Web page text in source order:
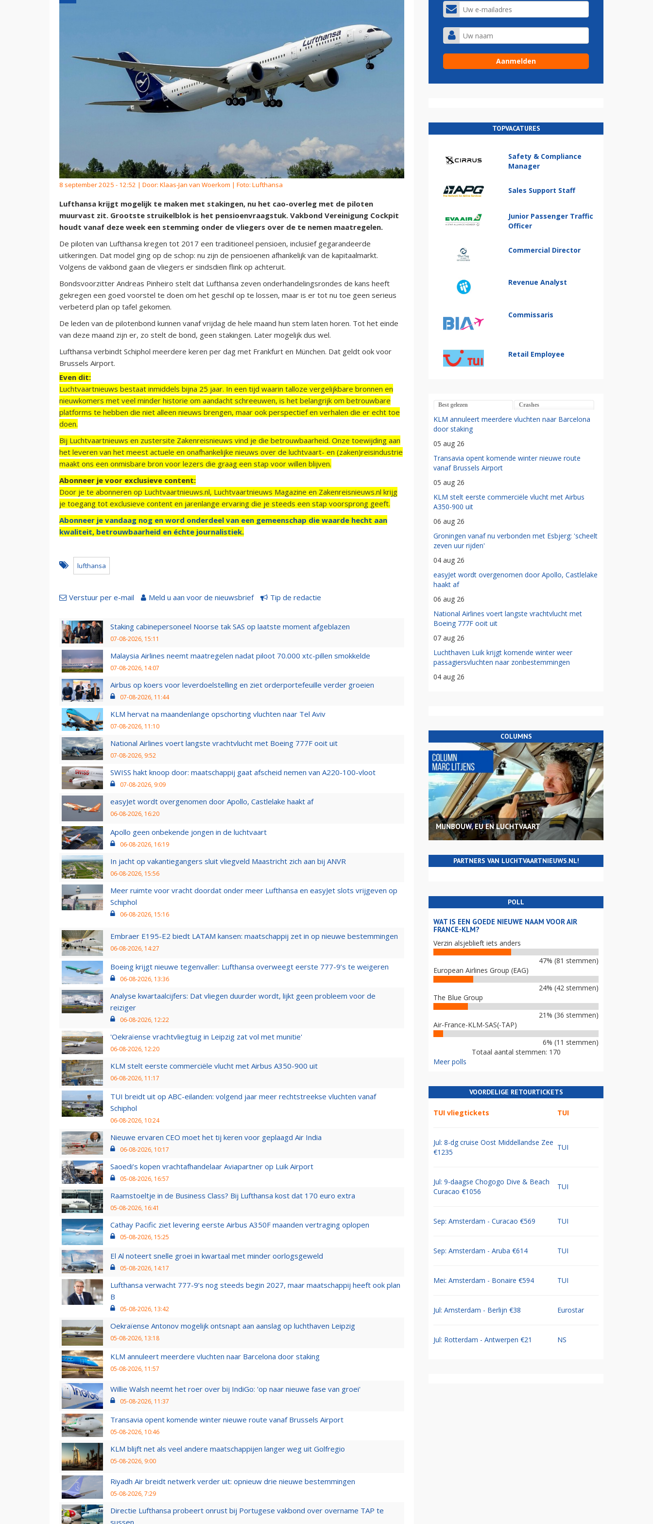
8 september 2025 - 12:52 | Door: Klaas-Jan van Woerkom | Foto: Lufthansa
Lufthansa krijgt mogelijk te maken met stakingen, nu het cao-overleg met de piloten
muurvast zit. Grootste struikelblok is het pensioenvraagstuk. Vakbond Vereinigung Cockpit
houdt vanaf deze week een stemming onder de vliegers over de te nemen maatregelen.
De piloten van Lufthansa kregen tot 2017 een traditioneel pensioen, inclusief gegarandeerde
uitkeringen. Dat model ging op de schop: nu zijn de pensioenen afhankelijk van de kapitaalmarkt.
Volgens de vakbond gaan de vliegers er sindsdien flink op achteruit.
Bondsvoorzitter Andreas Pinheiro stelt dat Lufthansa zeven onderhandelingsrondes de kans heeft
gekregen een goed voorstel te doen om het geschil op te lossen, maar is er tot nu toe geen serieus
verbeterd plan op tafel gekomen.
De leden van de pilotenbond kunnen vanaf vrijdag de hele maand hun stem laten horen. Tot het einde
van deze maand zijn er, zo stelt de bond, geen stakingen. Later mogelijk dus wel.
Lufthansa verbindt Schiphol meerdere keren per dag met Frankfurt en München. Dat geldt ook voor
Brussels Airport.
Even dit:
Luchtvaartnieuws bestaat inmiddels bijna 25 jaar. In een tijd waarin talloze vergelijkbare bronnen en
nieuwkomers met veel minder historie om aandacht schreeuwen, is het belangrijk om betrouwbare
platforms te hebben die niet alleen nieuws brengen, maar ook perspectief en verhalen die er echt toe
doen.
Bij Luchtvaartnieuws en zustersite Zakenreisnieuws vind je die betrouwbaarheid. Onze toewijding aan
het leveren van het meest actuele en onafhankelijke nieuws over de luchtvaart- en (zaken)reisindustrie
maakt ons een onmisbare bron voor lezers die graag een stap voor willen blijven.
Abonneer je voor exclusieve content:
Door je te abonneren op Luchtvaartnieuws.nl, Luchtvaartnieuws Magazine en Zakenreisnieuws.nl krijg
je toegang tot exclusieve content en jarenlange ervaring die je steeds een stap voorsprong geeft.
Abonneer je vandaag nog en word onderdeel van een gemeenschap die waarde hecht aan
kwaliteit, betrouwbaarheid en échte journalistiek.
lufthansa
Verstuur per e-mail Meld u aan voor de nieuwsbrief Tip de redactie
Staking cabinepersoneel Noorse tak SAS op laatste moment afgeblazen
07-08-2026, 15:11
Malaysia Airlines neemt maatregelen nadat piloot 70.000 xtc-pillen smokkelde
07-08-2026, 14:07
Airbus op koers voor leverdoelstelling en ziet orderportefeuille verder groeien
07-08-2026, 11:44
KLM hervat na maandenlange opschorting vluchten naar Tel Aviv
07-08-2026, 11:10
National Airlines voert langste vrachtvlucht met Boeing 777F ooit uit
07-08-2026, 9:52
SWISS hakt knoop door: maatschappij gaat afscheid nemen van A220-100-vloot
07-08-2026, 9:09
easyJet wordt overgenomen door Apollo, Castlelake haakt af
06-08-2026, 16:20
Apollo geen onbekende jongen in de luchtvaart
06-08-2026, 16:19
In jacht op vakantiegangers sluit vliegveld Maastricht zich aan bij ANVR
06-08-2026, 15:56
Meer ruimte voor vracht doordat onder meer Lufthansa en easyJet slots vrijgeven op
Schiphol
06-08-2026, 15:16
Embraer E195-E2 biedt LATAM kansen: maatschappij zet in op nieuwe bestemmingen
06-08-2026, 14:27
Boeing krijgt nieuwe tegenvaller: Lufthansa overweegt eerste 777-9’s te weigeren
06-08-2026, 13:36
Analyse kwartaalcijfers: Dat vliegen duurder wordt, lijkt geen probleem voor de
reiziger
06-08-2026, 12:22
'Oekraïense vrachtvliegtuig in Leipzig zat vol met munitie'
06-08-2026, 12:20
KLM stelt eerste commerciële vlucht met Airbus A350-900 uit
06-08-2026, 11:17
TUI breidt uit op ABC-eilanden: volgend jaar meer rechtstreekse vluchten vanaf
Schiphol
06-08-2026, 10:24
Nieuwe ervaren CEO moet het tij keren voor geplaagd Air India
06-08-2026, 10:17
Saoedi’s kopen vrachtafhandelaar Aviapartner op Luik Airport
05-08-2026, 16:57
Raamstoeltje in de Business Class? Bij Lufthansa kost dat 170 euro extra
05-08-2026, 16:41
Cathay Pacific ziet levering eerste Airbus A350F maanden vertraging oplopen
05-08-2026, 15:25
El Al noteert snelle groei in kwartaal met minder oorlogsgeweld
05-08-2026, 14:17
Lufthansa verwacht 777-9’s nog steeds begin 2027, maar maatschappij heeft ook plan
B
05-08-2026, 13:42
Oekraïense Antonov mogelijk ontsnapt aan aanslag op luchthaven Leipzig
05-08-2026, 13:18
KLM annuleert meerdere vluchten naar Barcelona door staking
05-08-2026, 11:57
Willie Walsh neemt het roer over bij IndiGo: 'op naar nieuwe fase van groei'
05-08-2026, 11:37
Transavia opent komende winter nieuwe route vanaf Brussels Airport
05-08-2026, 10:46
KLM blijft net als veel andere maatschappijen langer weg uit Golfregio
05-08-2026, 9:00
Riyadh Air breidt netwerk verder uit: opnieuw drie nieuwe bestemmingen
05-08-2026, 7:29
Directie Lufthansa probeert onrust bij Portugese vakbond over overname TAP te
sussen
TOPVACATURES
Safety & Compliance
Manager
Sales Support Staff
Junior Passenger Traffic
Officer
Commercial Director
Revenue Analyst
Commissaris
Retail Employee
Best gelezen Crashes
KLM annuleert meerdere vluchten naar Barcelona
door staking
05 aug 26
Transavia opent komende winter nieuwe route
vanaf Brussels Airport
05 aug 26
KLM stelt eerste commerciële vlucht met Airbus
A350-900 uit
06 aug 26
Groningen vanaf nu verbonden met Esbjerg: 'scheelt
zeven uur rijden'
04 aug 26
easyJet wordt overgenomen door Apollo, Castlelake
haakt af
06 aug 26
National Airlines voert langste vrachtvlucht met
Boeing 777F ooit uit
07 aug 26
Luchthaven Luik krijgt komende winter weer
passagiersvluchten naar zonbestemmingen
04 aug 26
COLUMNS
MIJNBOUW, EU EN LUCHTVAART
PARTNERS VAN LUCHTVAARTNIEUWS.NL!
POLL
WAT IS EEN GOEDE NIEUWE NAAM VOOR AIR
FRANCE-KLM?
Verzin alsjeblieft iets anders
47% (81 stemmen)
European Airlines Group (EAG)
24% (42 stemmen)
The Blue Group
21% (36 stemmen)
Air-France-KLM-SAS(-TAP)
6% (11 stemmen)
Totaal aantal stemmen: 170
Meer polls
VOORDELIGE RETOURTICKETS
TUI vliegtickets TUI
Jul: 8-dg cruise Oost Middellandse Zee
€1235
TUI
Jul: 9-daagse Chogogo Dive & Beach
Curacao €1056
TUI
Sep: Amsterdam - Curacao €569 TUI
Sep: Amsterdam - Aruba €614 TUI
Mei: Amsterdam - Bonaire €594 TUI
Jul: Amsterdam - Berlijn €38 Eurostar
Jul: Rotterdam - Antwerpen €21 NS